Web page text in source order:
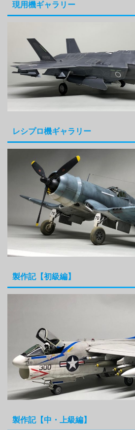
現用機ギャラリー
レシプロ機ギャラリー
製作記【初級編】
製作記【中・上級編】